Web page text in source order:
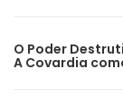
O Poder
A Covardia